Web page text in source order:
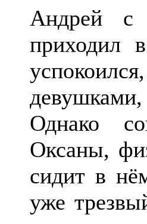
Андрей с
приходил
Однако
Оксаны,
сидит в
уже